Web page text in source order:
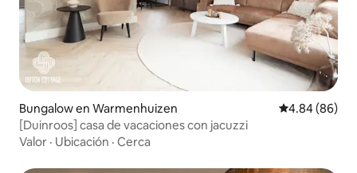
Bungalow en Warmenhuizen Calificación
4.84 (86)
[Duinroos] casa de vacaciones con jacuzzi
Valor · Ubicación · Cerca